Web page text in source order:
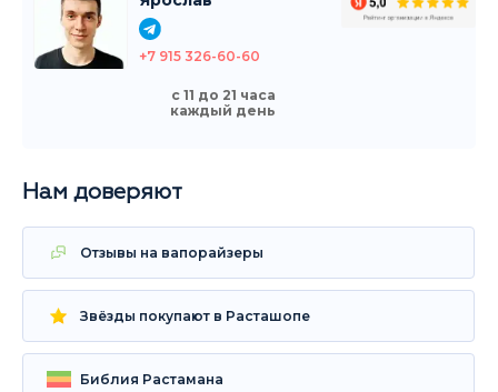
+7 915 326-60-60
с 11 до 21 часа
каждый день
Нам доверяют
Отзывы на вапорайзеры
Звёзды покупают в Расташопе
Библия Растамана